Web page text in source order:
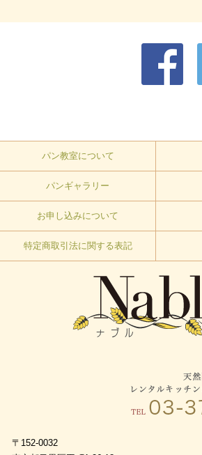
パン教室について
パンギャラリー
お申し込みについて
特定商取引法に関する表記
〒152-0032